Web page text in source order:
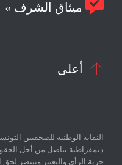
 ميثاق الشرف »
 أعلى
النقابة الوطنية للصحفيين
ديمقراطية تناضل من أجل
حرية الرأي والتعبير وتنتصر